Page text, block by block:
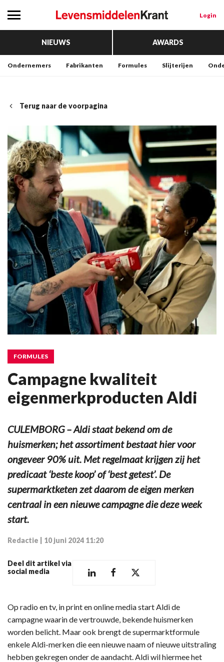
Login
NIEUWS AWARDS
Ondernemers Fabrikanten Formules Slijterijen
Terug naar de voorpagina
FORMULES
Campagne kwaliteit
eigenmerkproducten Aldi
CULEMBORG – Aldi staat bekend om de
huismerken; het assortiment bestaat hier voor
ongeveer 90% uit. Met regelmaat krijgen zij het
predicaat ‘beste koop’ of ‘best getest’. De
supermarktketen zet daarom de eigen merken
centraal in een nieuwe campagne die deze week
start.
Redactie 10 juni 2024 11:20
Deel dit artikel via
social media
Op radio en tv, in print en online media start Aldi de
campagne waarin de vertrouwde, bekende huismerken
worden belicht. Maar ook brengt de supermarktformule
enkele Aldi-merken die een nieuwe naam of nieuwe uitstraling
hebben gekregen onder de aandacht. Aldi wil hiermee het